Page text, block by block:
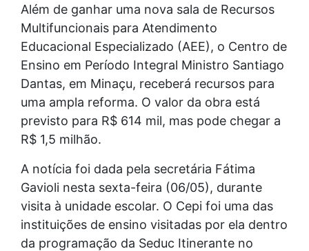
Além de ganhar uma nova sala de Recursos
Multifuncionais para Atendimento
Educacional Especializado (AEE), o Centro de
Ensino em Período Integral Ministro Santiago
Dantas, em Minaçu, receberá recursos para
uma ampla reforma. O valor da obra está
previsto para R$ 614 mil, mas pode chegar a
R$ 1,5 milhão.
A notícia foi dada pela secretária Fátima
Gavioli nesta sexta-feira (06/05), durante
visita à unidade escolar. O Cepi foi uma das
instituições de ensino visitadas por ela dentro
da programação da Seduc Itinerante no